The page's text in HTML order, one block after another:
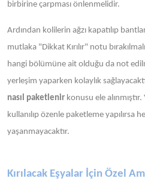
birbirine çarpması önlenmelidir.
Ardından kolilerin ağzı kapatılıp
mutlaka "Dikkat Kırılır" notu
hangi bölümüne ait olduğu da not
yerleşim yaparken kolaylık
nasıl paketlenir konusu ele
kullanılıp özenle paketleme yapılırsa
yaşanmayacaktır.
Kırılacak Eşyalar İçin Özel